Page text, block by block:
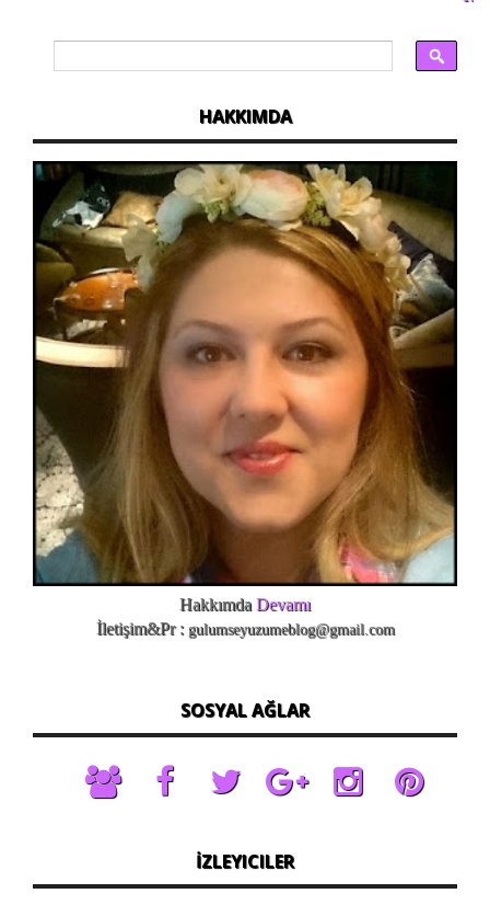
HAKKIMDA
HakkımdaDevamı
İletişim&Pr : gulumseyuzumeblog@gmail.com
SOSYAL AĞLAR
İZLEYICILER